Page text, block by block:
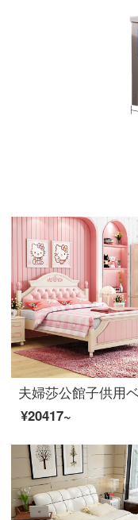
¥20417~